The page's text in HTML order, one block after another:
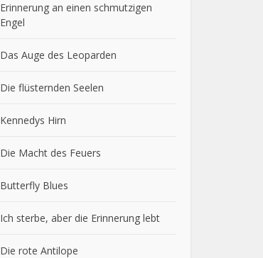
Erinnerung an einen schmutzigen
Engel
Das Auge des Leoparden
Die flüsternden Seelen
Kennedys Hirn
Die Macht des Feuers
Butterfly Blues
Ich sterbe, aber die Erinnerung lebt
Die rote Antilope